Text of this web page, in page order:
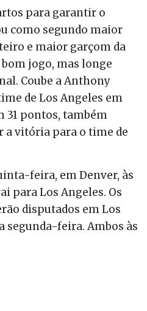
para garantir o
como segundo maior
e maior garçom da
jogo, mas longe
Coube a Anthony
de Los Angeles em
31 pontos, também
a vitória para o time de
feira, em Denver, às
para Los Angeles. Os
disputados em Los
segunda-feira. Ambos às